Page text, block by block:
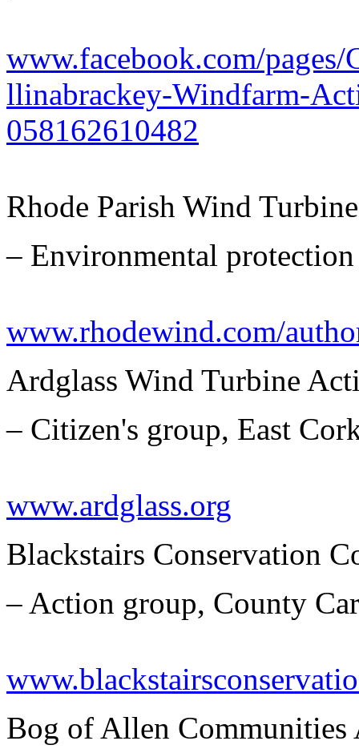
www.facebook.com/pages/
llinabrackey-Windfarm-
058162610482
Rhode Parish Wind
– Environmental
www.rhodewind.com/
Ardglass Wind Turbine
– Citizen's group, East
www.ardglass.org
Blackstairs Conservation
– Action group, County
Bog of Allen Communities